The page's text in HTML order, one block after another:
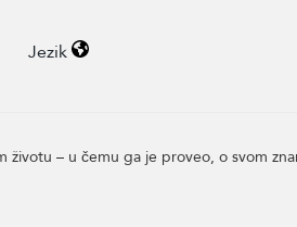
Jezik
– u čemu ga je proveo, o svom